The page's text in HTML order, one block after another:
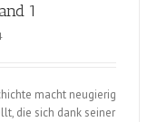
1
macht neugierig
die sich dank seiner